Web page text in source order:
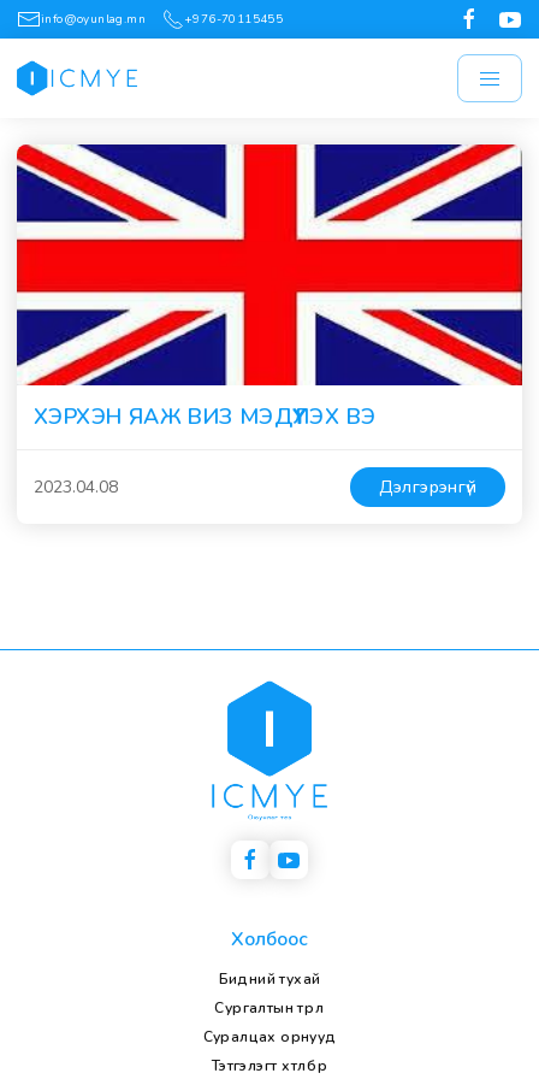
info@oyunlag.mn +976-70115455
ХЭРХЭН ЯАЖ ВИЗ МЭДҮҮЛЭХ ВЭ
2023.04.08 Дэлгэрэнгүй
Холбоос
Бидний тухай
Сургалтын төрөл
Суралцах орнууд
Тэтгэлэгт хөтөлбөр